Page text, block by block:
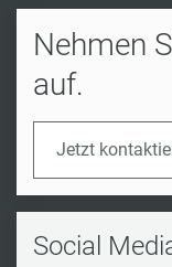
Nehmen
auf.
Jetzt
Social